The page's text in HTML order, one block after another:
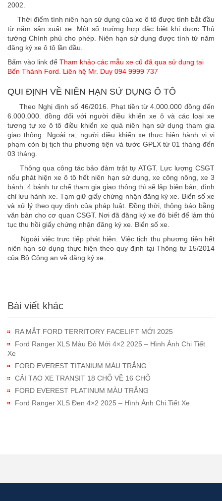
2002.
Thời điểm tính niên hạn sử dụng của xe ô tô được tính bắt đầu
từ năm sản xuất xe. Một số trường hợp đặc biệt khi được Thủ
tướng Chính phủ cho phép. Niên hạn sử dụng được tính từ năm
đăng ký xe ô tô lần đầu.
Bấm vào link để Tham khảo các mẫu xe cũ đã qua sử dụng tại
Bến Thành Ford. Liên hệ Mr. Duy 094 9999 737
QUI ĐỊNH VỀ NIÊN HẠN SỬ DỤNG Ô TÔ
Theo Nghị định số 46/2016. Phạt tiền từ 4.000.000 đồng đến
6.000.000. đồng đối với người điều khiển xe ô và các loại xe
tương tự xe ô tô điều khiển xe quá niên hạn sử dụng tham gia
giao thông. Ngoài ra, người điều khiển xe thực hiện hành vi vi
phạm còn bị tịch thu phương tiện và tước GPLX từ 01 tháng đến
03 tháng.
Thông qua công tác bảo đảm trật tự ATGT. Lực lượng CSGT
nếu phát hiện xe ô tô hết niên hạn sử dụng, xe công nông, xe 3
bánh. 4 bánh tự chế tham gia giao thông thì sẽ lập biên bản, đình
chỉ lưu hành xe. Tạm giữ giấy chứng nhận đăng ký xe. Biển số xe
và xử lý theo quy định của pháp luật. Đồng thời, thông báo bằng
văn bản cho cơ quan CSGT. Nơi đã đăng ký xe đó biết để làm thủ
tục thu hồi giấy chứng nhận đăng ký xe. Biển số xe.
Ngoài việc trực tiếp phát hiện. Việc tịch thu phương tiện hết
niên hạn sử dụng thực hiện theo quy định tại Thông tư 15/2014
của Bộ Công an về đăng ký xe.
Bài viết khác
RA MẮT FORD TERRITORY FACELIFT MỚI 2025
Ford Ranger XLS Màu Đỏ Mới 4×2 2025 – Hình Ảnh Chi Tiết
Xe
FORD EVEREST TITANIUM MÀU TRẮNG
CẢI TẠO XE TRANSIT 18 CHỖ VỀ 16 CHỖ
FORD EVEREST PLATINUM MÀU TRẮNG
Ford Ranger XLS Đen 4×2 2025 – Hình Ảnh Chi Tiết Xe